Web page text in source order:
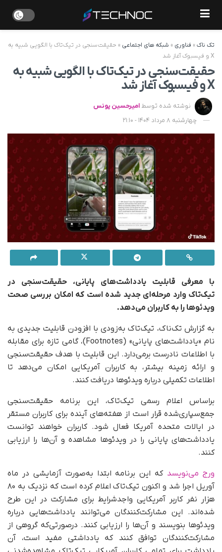
تک ناک» فناوری » شبکه های اجتماعی » حقیقت‌سنجی در تیک‌تاک با الگویی شبیه به
X و فیسبوک آغاز شد
حقیقت‌سنجی در تیک‌تاک با الگویی شبیه به
X و فیسبوک آغاز شد
نوشته شده توسط امیرحسین یونس
چهارشنبه 8 مرداد 1404 - 21:10
با معرفی قابلیت یادداشت‌های پایانی، حقیقت‌سنجی در
تیک‌تاک وارد مرحله‌ای جدید شده است که امکان بررسی صحت
ویدئوها را به کاربران می‌دهد.
به گزارش تک‌ناک، تیک‌تاک به‌زودی با افزودن قابلیت جدیدی به
نام «یادداشت‌های پایانی» (Footnotes)، گامی تازه برای مقابله
با اطلاعات نادرست برمی‌دارد. این قابلیت با هدف حقیقت‌سنجی
و ارائه زمینه بیشتر، به کاربران آمریکایی امکان می‌دهد تا
اطلاعات تکمیلی درباره ویدئوها دریافت کنند.
براساس اعلام رسمی تیک‌تاک، این برنامه حقیقت‌سنجی
جمع‌سپاری‌شده قرار است از هفته‌های آینده برای کاربران مستقر
در ایالات متحده آمریکا فعال شود. کاربران خواهند توانست
یادداشت‌های پایانی را در ویدئوها مشاهده و آن‌ها را ارزیابی
کنند.
ورج می‌نویسد که این برنامه ابتدا به‌صورت آزمایشی در ماه
آوریل اجرا شد و اکنون تیک‌تاک اعلام کرده است که نزدیک به ۸۰
هزار نفر کاربر آمریکایی واجدشرایط برای مشارکت در این طرح
شده‌اند. این مشارکت‌کنندگان می‌توانند یادداشت‌هایی درباره
ویدئوها بنویسند و آن‌ها را ارزیابی کنند. درصورتی‌که گروهی از
مشارکت‌کنندگان توافق کنند که یادداشتی مفید است، آن